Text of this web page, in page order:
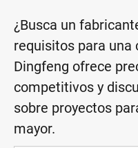
¿Busca un
requisitos para una
Dingfeng ofrece
competitivos y
sobre proyectos
mayor.